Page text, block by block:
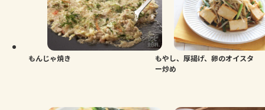
もんじゃ焼き
もやし、厚揚げ、卵のオイスタ
ー炒め